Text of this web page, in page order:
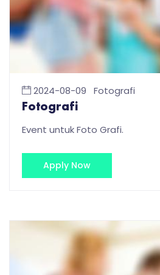
2024-08-09 Fotografi
Fotografi
Event untuk Foto Grafi.
Apply Now